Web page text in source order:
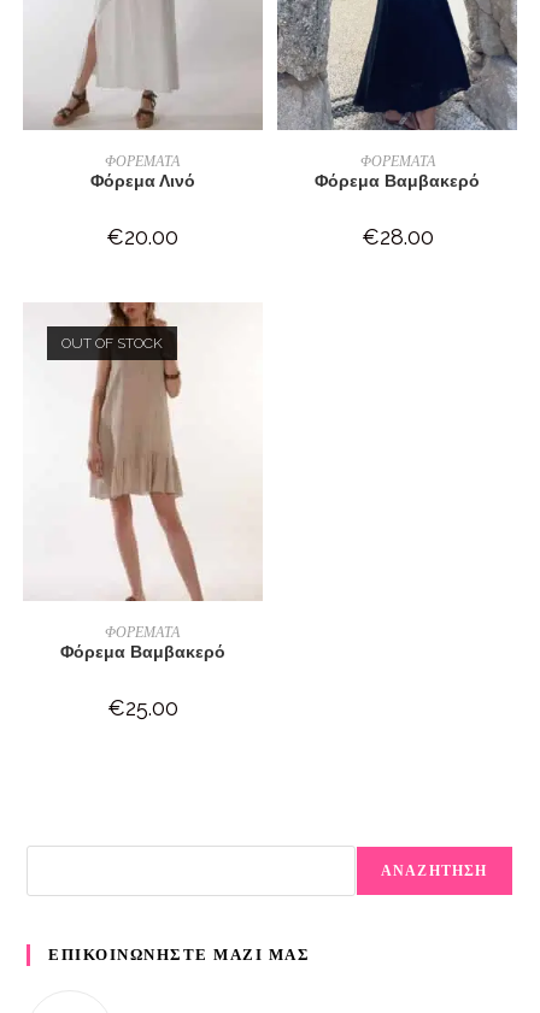
ΔΙΑΒΆΣΤΕ ΠΕΡΙΣΣΌΤΕΡΑ
ΦΟΡΕΜΑΤΑ
Φόρεμα Λινό
€20.00
ΔΙΑΒΆΣΤΕ ΠΕΡΙΣΣΌΤΕΡΑ
ΦΟΡΕΜΑΤΑ
Φόρεμα Βαμβακερό
€28.00
OUT OF STOCK
ΔΙΑΒΆΣΤΕ ΠΕΡΙΣΣΌΤΕΡΑ
ΦΟΡΕΜΑΤΑ
Φόρεμα Βαμβακερό
€25.00
ΑΝΑΖΗΤΗΣΗ
ΕΠΙΚΟΙΝΩΝΗΣΤΕ ΜΑΖΙ ΜΑΣ